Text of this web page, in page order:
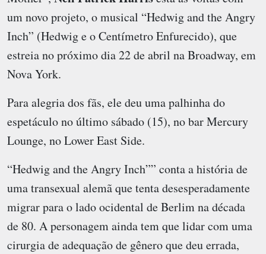
um novo projeto, o musical “Hedwig and the Angry
Inch” (Hedwig e o Centímetro Enfurecido), que
estreia no próximo dia 22 de abril na Broadway, em
Nova York.
Para alegria dos fãs, ele deu uma palhinha do
espetáculo no último sábado (15), no bar Mercury
Lounge, no Lower East Side.
“Hedwig and the Angry Inch”” conta a história de
uma transexual alemã que tenta desesperadamente
migrar para o lado ocidental de Berlim na década
de 80. A personagem ainda tem que lidar com uma
cirurgia de adequação de gênero que deu errada,